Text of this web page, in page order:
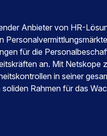
Anbieter von HR-
für die
an. Mit Netskope
in seiner
Rahmen für das